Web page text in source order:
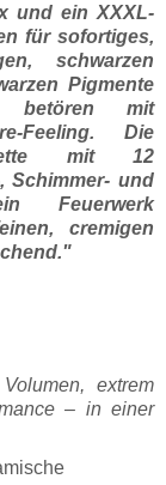
und ein XXXL-
für sofortiges,
schwarzen
Pigmente
betören mit
Feeling. Die
mit 12
Schimmer- und
Feuerwerk
cremigen
extrem
– in einer